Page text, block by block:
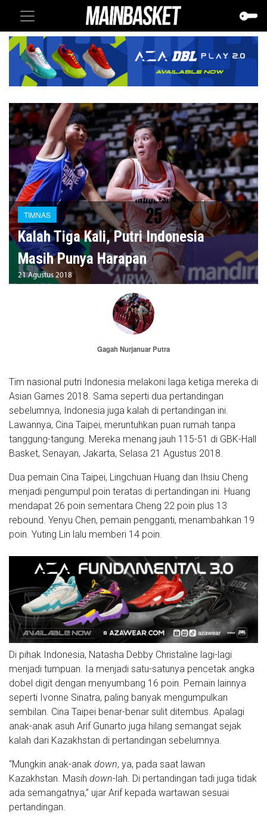
TIMNAS
Kalah Tiga Kali, Putri Indonesia
Masih Punya Harapan
21 Agustus 2018
Gagah Nurjanuar Putra
Tim nasional putri Indonesia melakoni laga ketiga mereka di
Asian Games 2018. Sama seperti dua pertandingan
sebelumnya, Indonesia juga kalah di pertandingan ini.
Lawannya, Cina Taipei, meruntuhkan puan rumah tanpa
tanggung-tangung. Mereka menang jauh 115-51 di GBK-Hall
Basket, Senayan, Jakarta, Selasa 21 Agustus 2018.
Dua pemain Cina Taipei, Lingchuan Huang dan Ihsiu Cheng
menjadi pengumpul poin teratas di pertandingan ini. Huang
mendapat 26 poin sementara Cheng 22 poin plus 13
rebound. Yenyu Chen, pemain pengganti, menambahkan 19
poin. Yuting Lin lalu memberi 14 poin.
Di pihak Indonesia, Natasha Debby Christaline lagi-lagi
menjadi tumpuan. Ia menjadi satu-satunya pencetak angka
dobel digit dengan menyumbang 16 poin. Pemain lainnya
seperti Ivonne Sinatra, paling banyak mengumpulkan
sembilan. Cina Taipei benar-benar sulit ditembus. Apalagi
anak-anak asuh Arif Gunarto juga hilang semangat sejak
kalah dari Kazakhstan di pertandingan sebelumnya.
“Mungkin anak-anak down, ya, pada saat lawan
Kazakhstan. Masih down-lah. Di pertandingan tadi juga tidak
ada semangatnya,” ujar Arif kepada wartawan sesuai
pertandingan.